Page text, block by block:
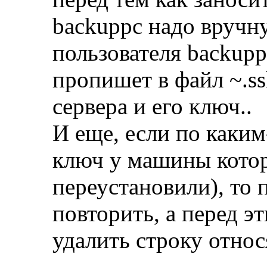
backuppc надо
пользователя
пропишет в файл
сервера и его ключ..
И еще, если по
ключ у машины
переустановили), то
повторить, а перед
удалить строку